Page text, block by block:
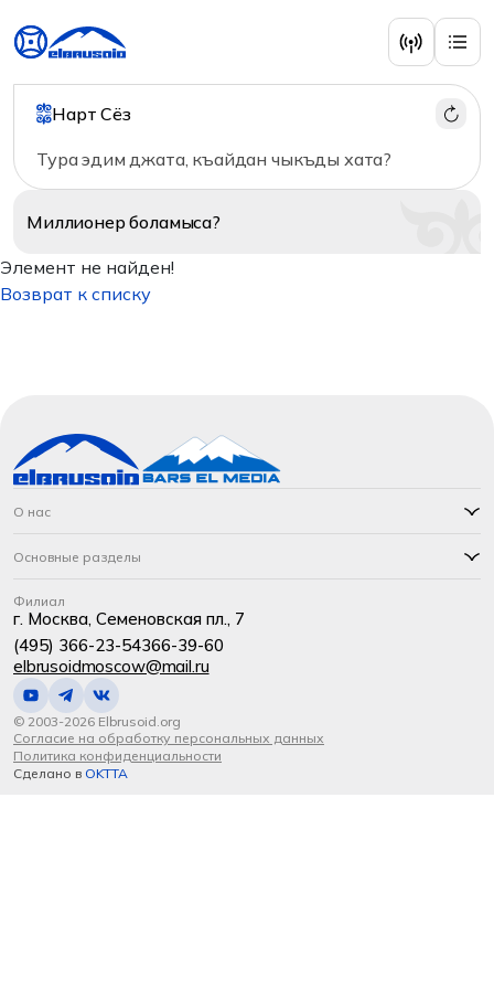
Нарт Сёз
Тура эдим джата, къайдан чыкъды хата?
Миллионерболамыса?
Элемент не найден!
Возврат к списку
О нас
Основные разделы
Филиал
г. Москва, Семеновская пл., 7
(495) 366-23-54366-39-60
elbrusoidmoscow@mail.ru
© 2003-2026 Elbrusoid.org
Согласие на обработку персональных данных
Политика конфиденциальности
Сделано в OKTTA